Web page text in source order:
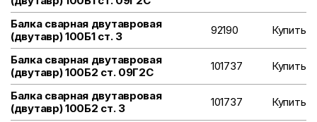
Балка сварная двутавровая
(двутавр) 100Б1 ст. 3
92190 Купить
Балка сварная двутавровая
(двутавр) 100Б2 ст. 09Г2С
101737 Купить
Балка сварная двутавровая
(двутавр) 100Б2 ст. 3
101737 Купить